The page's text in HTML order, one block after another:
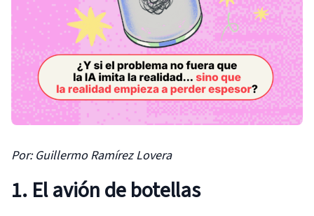
Por: Guillermo Ramírez Lovera
1. El avión de botellas